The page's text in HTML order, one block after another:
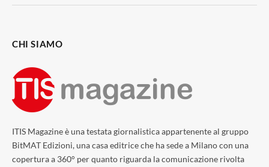
CHI SIAMO
ITIS Magazine è una testata giornalistica appartenente al gruppo
BitMAT Edizioni, una casa editrice che ha sede a Milano con una
copertura a 360° per quanto riguarda la comunicazione rivolta